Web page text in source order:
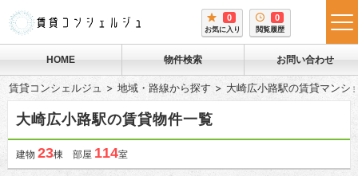
0
お気に入り
0
閲覧履歴
HOME 物件検索 お問い合わせ
賃貸コンシェルジュ 地域・路線から探す 大崎広小路駅の賃貸マンシ
大崎広小路駅の賃貸物件一覧
建物 23棟 部屋 114室